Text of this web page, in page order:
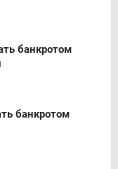
банкротом
банкротом